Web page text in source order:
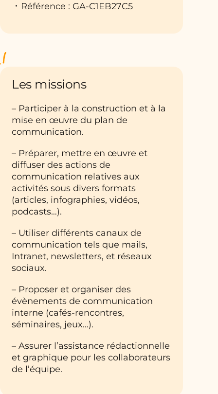
Référence : GA-C1EB27C5
Les missions
– Participer à la construction et à la
mise en œuvre du plan de
communication.
– Préparer, mettre en œuvre et
diffuser des actions de
communication relatives aux
activités sous divers formats
(articles, infographies, vidéos,
podcasts…).
– Utiliser différents canaux de
communication tels que mails,
Intranet, newsletters, et réseaux
sociaux.
– Proposer et organiser des
évènements de communication
interne (cafés-rencontres,
séminaires, jeux…).
– Assurer l’assistance rédactionnelle
et graphique pour les collaborateurs
de l’équipe.